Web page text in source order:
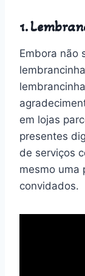
1.
Embora não
em lojas
presentes
de serviços
mesmo uma
convidados.